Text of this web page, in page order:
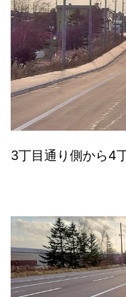
3丁目通り側から4